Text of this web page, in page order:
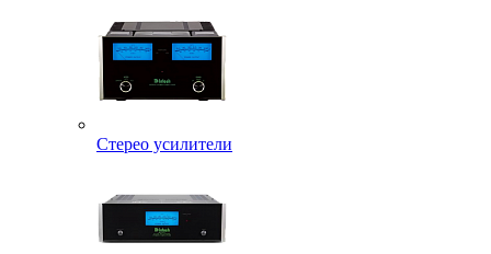
Стерео усилители